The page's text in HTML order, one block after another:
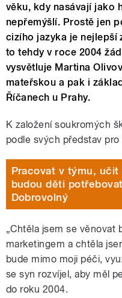
věku, kdy nasávají jako
nepřemýšlí. Prostě jen
cizího jazyka je nejlepší
to tehdy v roce 2004
vysvětluje Martina
mateřskou a pak i
Říčanech u Prahy.
K založení soukromých
podle svých představ
Pracovat v týmu,
budou děti
Dobrovolný
„Chtěla jsem se věnovat
marketingem a chtěla
bude mimo moji péči,
se syn rozvíjel, aby měl
do roku 2004.